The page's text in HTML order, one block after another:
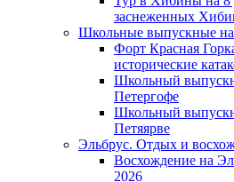
заснеженных
Школьные выпускные на
Форт Красная
исторические
Школьный
Петергофе
Школьный
Петяярве
Эльбрус. Отдых и
Восхождение на
2026